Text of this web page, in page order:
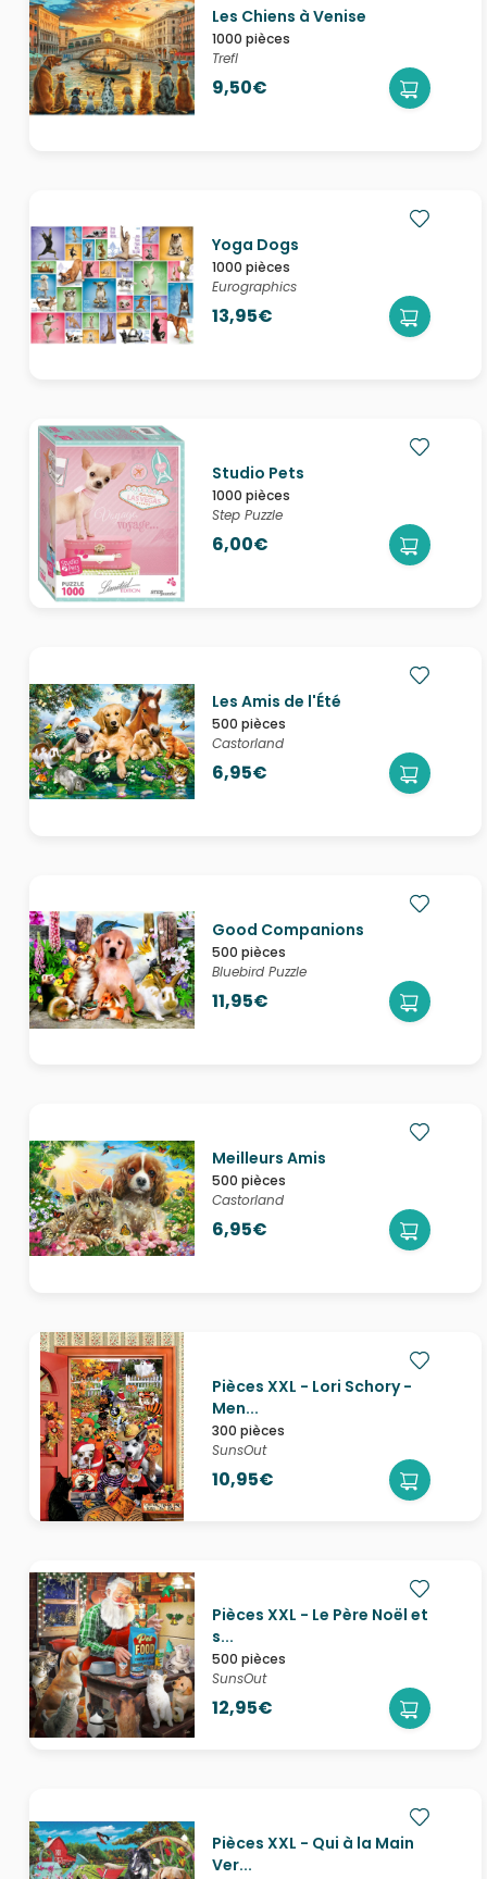
Les Chiens à Venise
1000 pièces
Trefl
9,50€
Yoga Dogs
1000 pièces
Eurographics
13,95€
Studio Pets
1000 pièces
Step Puzzle
6,00€
Les Amis de l'Été
500 pièces
Castorland
6,95€
Good Companions
500 pièces
Bluebird Puzzle
11,95€
Meilleurs Amis
500 pièces
Castorland
6,95€
Pièces XXL - Lori Schory -
Men...
300 pièces
SunsOut
10,95€
Pièces XXL - Le Père Noël et
s...
500 pièces
SunsOut
12,95€
Pièces XXL - Qui à la Main
Ver...